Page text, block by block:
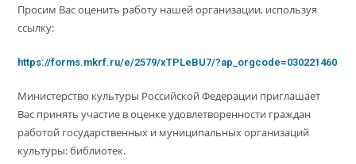
Просим Вас оценить работу нашей организации, используя
ссылку:
https://forms.mkrf.ru/e/2579/xTPLeBU7/?ap_orgcode=030221460
Министерство культуры Российской Федерации приглашает
Вас принять участие в оценке удовлетворенности граждан
работой государственных и муниципальных организаций
культуры: библиотек.